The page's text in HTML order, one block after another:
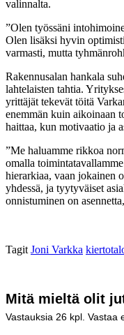
valinnalta.
”Olen työssäni
Olen lisäksi hyvin
varmasti, mutta
Rakennusalan hankala
lahtelaisten tahtia.
yrittäjät tekevät töitä
enemmän kuin aikoinaan
haittaa, kun motivaatio ja
”Me haluamme rikkoa
omalla
hierarkiaa, vaan jokainen
yhdessä, ja tyytyväiset
onnistuminen on
Tagit Joni Varkka
Mitä mieltä olit
Vastauksia 26 kpl. Vastaa